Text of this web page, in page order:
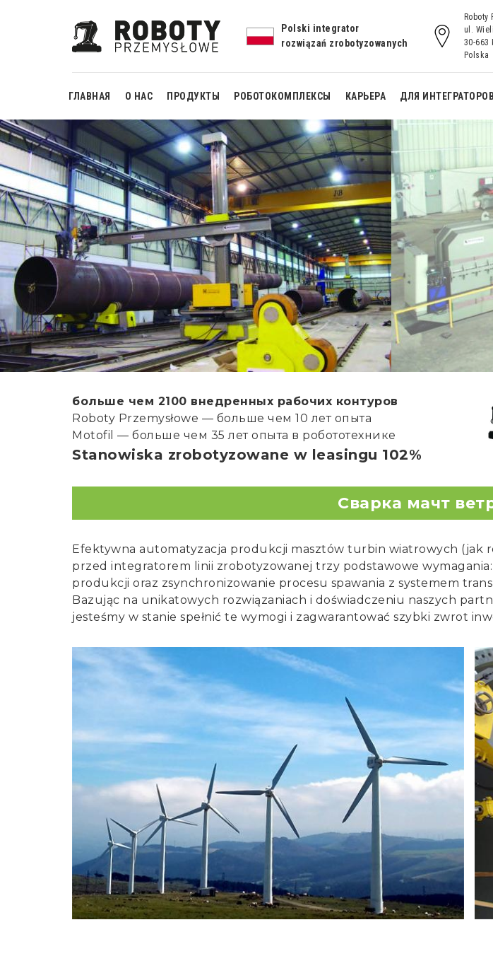
Polski integrator
rozwiązań zrobotyzowanych
ul.
30-663
Polska
ГЛАВНАЯ О НАС ПРОДУКТЫ РОБОТОКОМПЛЕКСЫ
Готовое
автоматизированное
рабочее место для
сварки с
вращателем Н
Готовая
роботизированная
сварочная станция
с вращателями L
Готовое
автоматизированное
рабочее место для
сварки Monoblock
Готовое
автоматизированное
рабочее место для
сварки с рельсовым
путем Inline
Готовое
автоматизированное
рабочее место для
КАРЬЕРА ДЛЯ ИНТЕГРАТОРОВ
больше чем 2100 внедренных рабочих контуров
Roboty Przemysłowe — больше чем 10 лет опыта
Motofil — больше чем 35 лет опыта в робототехнике
Stanowiska zrobotyzowane w leasingu 102%
Сварка мачт
Efektywna automatyzacja produkcji masztów turbin wiatrowych (jak
przed integratorem linii zrobotyzowanej trzy podstawowe
produkcji oraz zsynchronizowanie procesu spawania z systemem
Bazując na unikatowych rozwiązaniach i doświadczeniu naszych
jesteśmy w stanie spełnić te wymogi i zagwarantować szybki zwrot